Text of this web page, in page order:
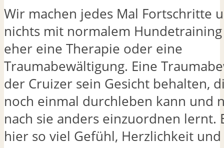
Wir machen jedes Mal Fortschritte
nichts mit normalem
eher eine Therapie oder eine
Traumabewältigung. Eine
der Cruizer sein Gesicht behalten,
noch einmal durchleben kann und
nach sie anders einzuordnen lernt.
hier so viel Gefühl, Herzlichkeit